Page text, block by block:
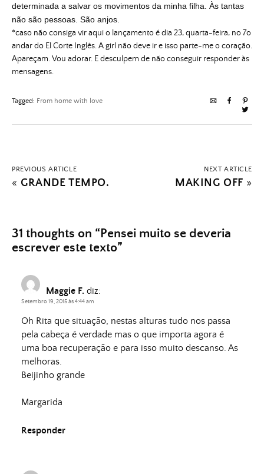
determinada a salvar os movimentos da minha filha. Às tantas
não são pessoas. São anjos.
*caso não consiga vir aqui o lançamento é dia 23, quarta-feira, no 7o
andar do El Corte Inglês. A girl não deve ir e isso parte-me o coração.
Apareçam. Vou adorar. E desculpem de não conseguir responder às
mensagens.
Tagged: From home with love
PREVIOUS ARTICLE
« GRANDE TEMPO.
NEXT ARTICLE
MAKING OFF »
31 thoughts on “Pensei muito se deveria
escrever este texto”
Maggie F. diz:
Setembro 19, 2015 às 4:44 am
Oh Rita que situação, nestas alturas tudo nos passa
pela cabeça é verdade mas o que importa agora é
uma boa recuperação e para isso muito descanso. As
melhoras.
Beijinho grande
Margarida
Responder